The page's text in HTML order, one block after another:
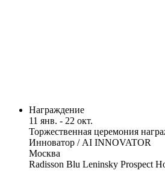
Награждение
11 янв. - 22 окт.
Торжественная церемония
Инноватор / AI INNOVATOR
Москва
Radisson Blu Leninsky Prospect